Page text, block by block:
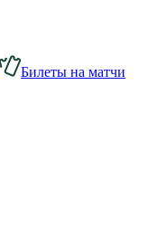
Билеты на матчи